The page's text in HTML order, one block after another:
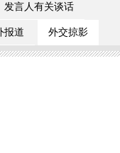
发言人有关谈话
报道 外交掠影